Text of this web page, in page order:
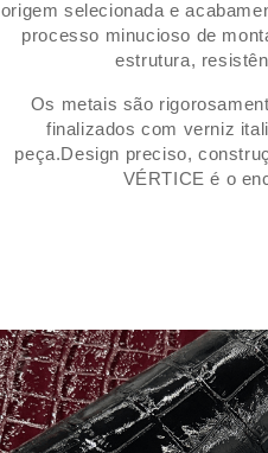
origem selecionada e
processo minucioso de
estrutura,
Os metais são
finalizados com verniz
peça.Design preciso,
VÉRTICE é o